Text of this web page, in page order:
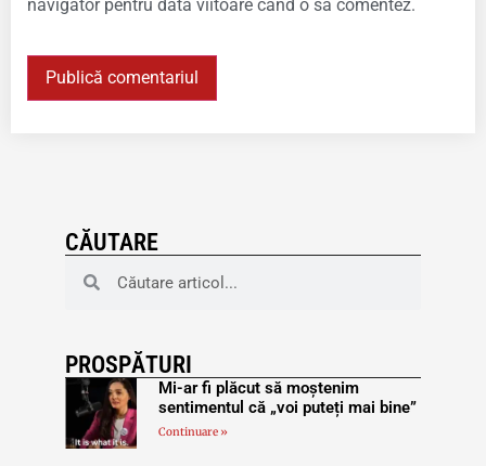
navigator pentru data viitoare când o să comentez.
CĂUTARE
PROSPĂTURI
Mi-ar fi plăcut să moștenim
sentimentul că „voi puteți mai bine”
Continuare »